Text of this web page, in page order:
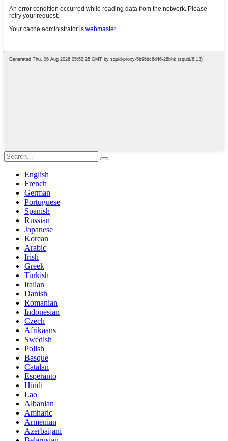
English
French
German
Portuguese
Spanish
Russian
Japanese
Korean
Arabic
Irish
Greek
Turkish
Italian
Danish
Romanian
Indonesian
Czech
Afrikaans
Swedish
Polish
Basque
Catalan
Esperanto
Hindi
Lao
Albanian
Amharic
Armenian
Azerbaijani